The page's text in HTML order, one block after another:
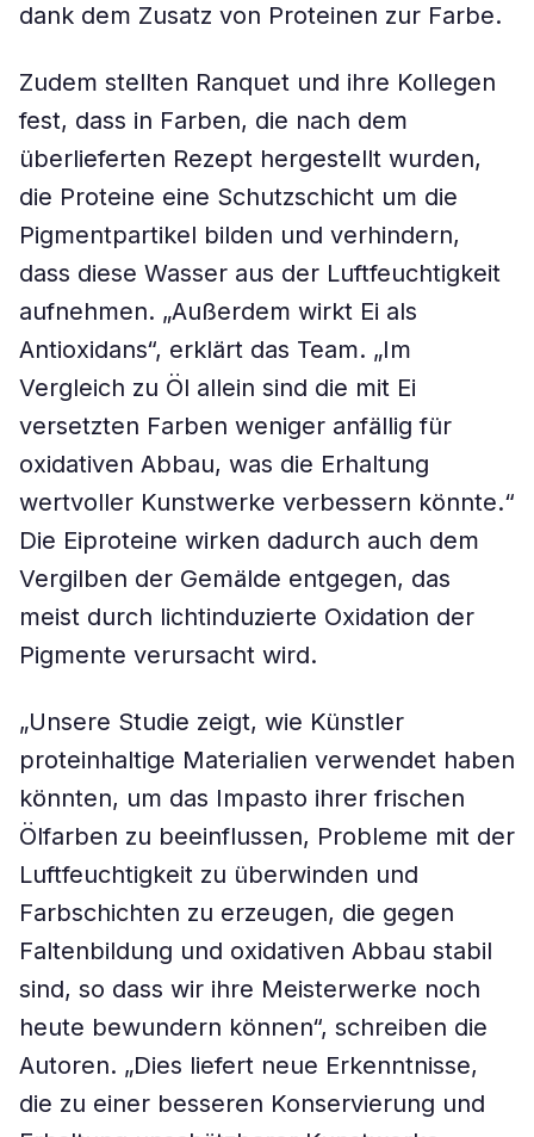
dank dem Zusatz von Proteinen zur Farbe.
Zudem stellten Ranquet und ihre Kollegen
fest, dass in Farben, die nach dem
überlieferten Rezept hergestellt wurden,
die Proteine eine Schutzschicht um die
Pigmentpartikel bilden und verhindern,
dass diese Wasser aus der Luftfeuchtigkeit
aufnehmen. „Außerdem wirkt Ei als
Antioxidans“, erklärt das Team. „Im
Vergleich zu Öl allein sind die mit Ei
versetzten Farben weniger anfällig für
oxidativen Abbau, was die Erhaltung
wertvoller Kunstwerke verbessern könnte.“
Die Eiproteine wirken dadurch auch dem
Vergilben der Gemälde entgegen, das
meist durch lichtinduzierte Oxidation der
Pigmente verursacht wird.
„Unsere Studie zeigt, wie Künstler
proteinhaltige Materialien verwendet haben
könnten, um das Impasto ihrer frischen
Ölfarben zu beeinflussen, Probleme mit der
Luftfeuchtigkeit zu überwinden und
Farbschichten zu erzeugen, die gegen
Faltenbildung und oxidativen Abbau stabil
sind, so dass wir ihre Meisterwerke noch
heute bewundern können“, schreiben die
Autoren. „Dies liefert neue Erkenntnisse,
die zu einer besseren Konservierung und